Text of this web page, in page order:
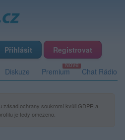
Přihlásit Registrovat
Diskuze Premium Chat Rádio
zásad ochrany soukromí kvůli GDPR a
je tedy omezeno.